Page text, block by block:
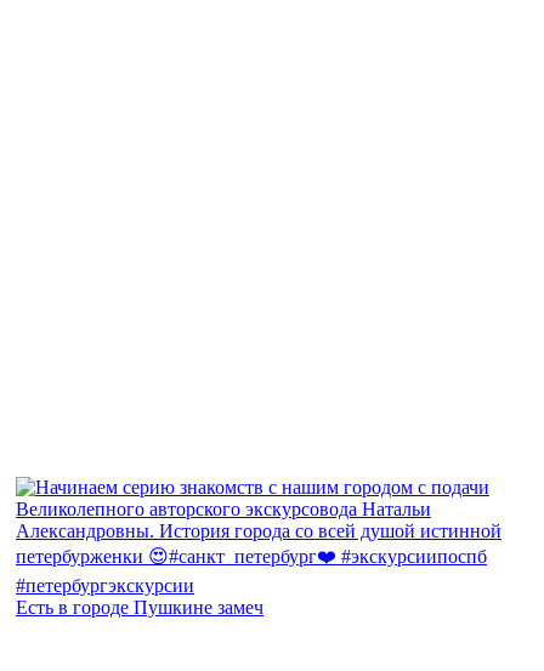
Есть в городе Пушкине замеч